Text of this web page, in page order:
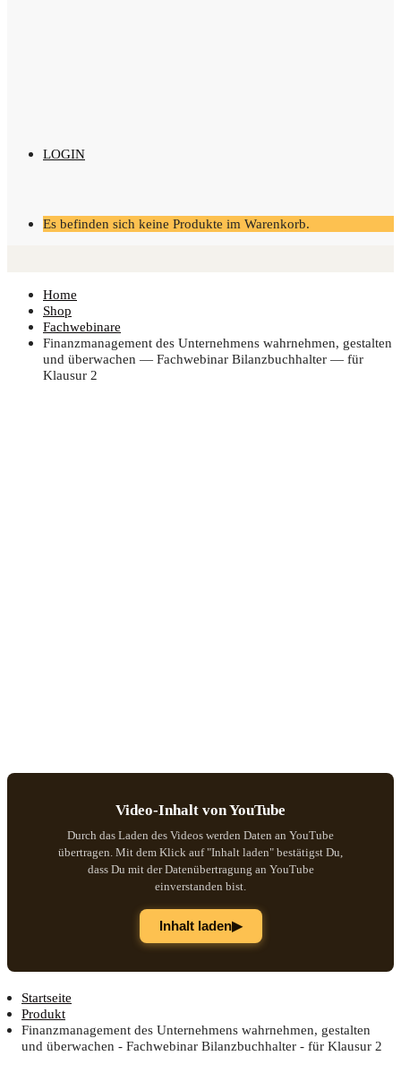
LOGIN
Es befinden sich keine Produkte im Warenkorb.
Home
Shop
Fachwebinare
Finanz­ma­nage­ment des Unter­neh­mens wahr­neh­men, gestal­ten
und über­wa­chen — Fach­web­i­nar Bilanz­buch­hal­ter — für
Klau­sur 2
Video-Inhalt von YouTube
Durch das Laden des Videos werden Daten an YouTube
übertragen. Mit dem Klick auf "Inhalt laden" bestätigst Du,
dass Du mit der Datenübertragung an YouTube
einverstanden bist.
Inhalt laden▶
Startseite
Produkt
Finanzmanagement des Unternehmens wahrnehmen, gestalten
und überwachen - Fachwebinar Bilanzbuchhalter - für Klausur 2